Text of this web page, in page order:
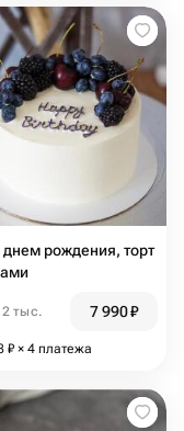
днем рождения, торт
2 тыс. 7 990₽
₽ × 4 платежа